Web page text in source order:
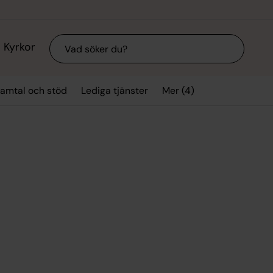
Kyrkor Sök
och stöd Lediga tjänster Mer (4)